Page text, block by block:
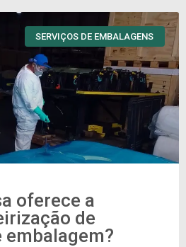
SERVIÇOS DE EMBALAGENS
oferece a
de
embalagem?